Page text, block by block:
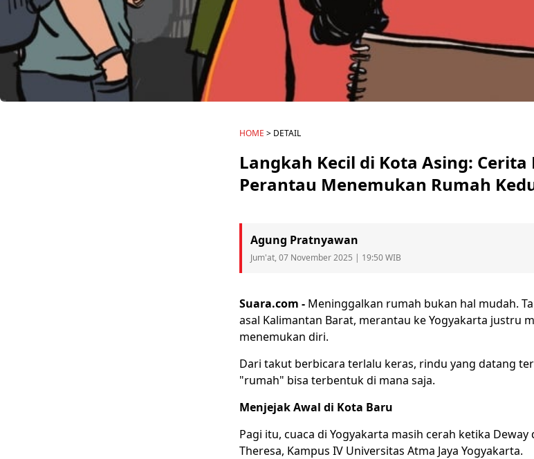
HOME > DETAIL
Langkah Kecil di Kota Asing: Cerita
Perantau Menemukan Rumah
Agung Pratnyawan
Jum'at, 07 November 2025 | 19:50 WIB
Suara.com - Meninggalkan rumah bukan hal mudah.
asal Kalimantan Barat, merantau ke Yogyakarta justru
menemukan diri.
Dari takut berbicara terlalu keras, rindu yang datang
"rumah" bisa terbentuk di mana saja.
Menjejak Awal di Kota Baru
Pagi itu, cuaca di Yogyakarta masih cerah ketika
Theresa, Kampus IV Universitas Atma Jaya Yogyakarta.